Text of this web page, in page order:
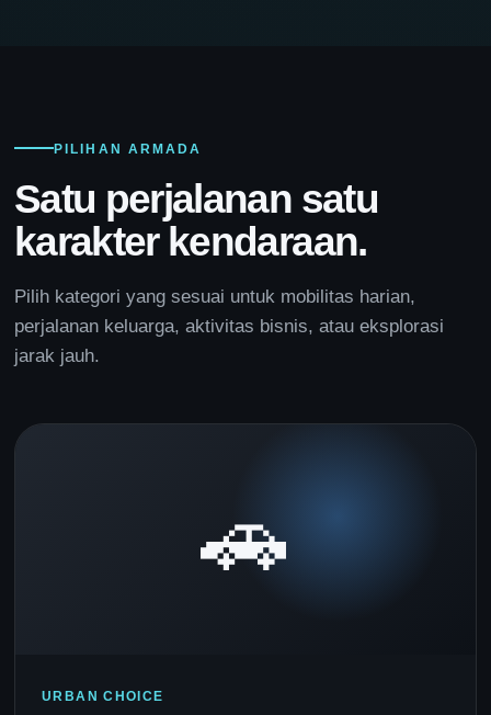
PILIHAN ARMADA
Satu perjalanan satu
karakter kendaraan.
Pilih kategori yang sesuai untuk mobilitas harian,
perjalanan keluarga, aktivitas bisnis, atau eksplorasi
jarak jauh.
🚗
URBAN CHOICE